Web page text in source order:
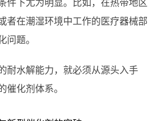
件下尤为明显。比如，在热带地区
者在潮湿环境中工作的医疗器械部
问题。
耐水解能力，就必须从源头入手
化剂体系。